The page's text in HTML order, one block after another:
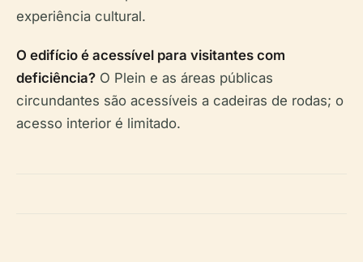
experiência cultural.
O edifício é acessível para visitantes com
deficiência? O Plein e as áreas públicas
circundantes são acessíveis a cadeiras de rodas; o
acesso interior é limitado.